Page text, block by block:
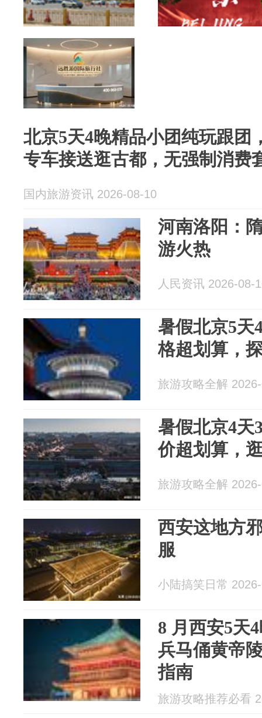
北京5天4晚精品小团纯玩跟团
专车接送逛古都，无强制消费
国内旅游资讯 2026-08-10
河南洛阳：
游火热
人民资讯 2026-08-
暑假北京5天
格超划算，
旅游攻略全解
暑假北京4天
价超划算，
旅游攻略全解
西安这地方
服
小陆搞笑日常
8 月西安5天
兵马俑黄帝
指南
旅游攻略推荐必看